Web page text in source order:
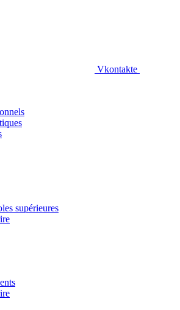
Vkontakte
supérieures